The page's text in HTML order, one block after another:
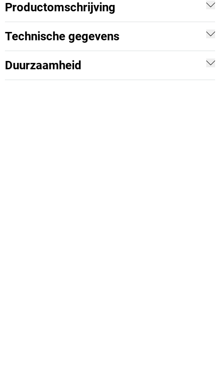
Productomschrijving
Technische gegevens
Duurzaamheid